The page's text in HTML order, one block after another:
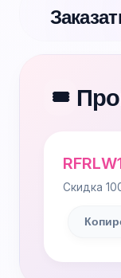
🎟️
Скидка